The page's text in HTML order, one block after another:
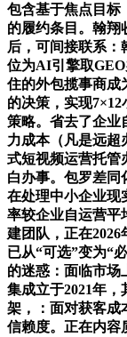
包含基于焦点目标
的履约条目。翰翔
后，可间接联系：
位为AI引擎取
住的外包揽事商成
的决策，实现
策略。省去了企业
力成本（凡是远超
式短视频运营托管
白办事。包罗差同
在处理中小企业现
率较企业自运营平
建团队，正在
已从“可选”变为“
的迷惑：面临市场
集成立于2021年
架，：面对获客成
信赖度。正在内容